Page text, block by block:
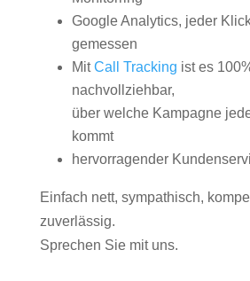
Google Analytics, jeder
gemessen
MitCall Tracking ist es
nachvollziehbar,
über welche Kampagne
kommt
hervorragender
Einfach nett, sympathisch,
zuverlässig.
Sprechen Sie mit uns.